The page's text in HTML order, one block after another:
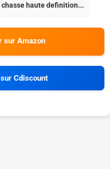
chasse haute definition...
sur Amazon
Cdiscount